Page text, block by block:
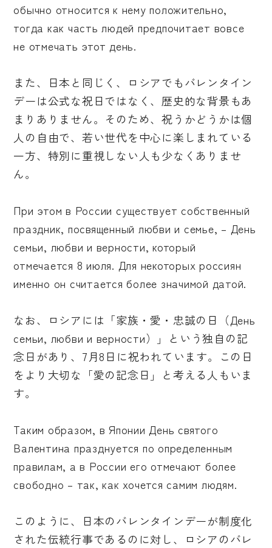
обычно относится к нему положительно,
тогда как часть людей предпочитает вовсе
не отмечать этот день.
また、日本と同じく、ロシアでもバレンタイン
デーは公式な祝日ではなく、歴史的な背景もあ
まりありません。そのため、祝うかどうかは個
人の自由で、若い世代を中心に楽しまれている
一方、特別に重視しない人も少なくありませ
ん。
При этом в России существует собственный
праздник, посвященный любви и семье, – День
семьи, любви и верности, который
отмечается 8 июля. Для некоторых россиян
именно он считается более значимой датой.
なお、ロシアには「家族・愛・忠誠の日（День
семьи, любви и верности）」という独自の記
念日があり、7月8日に祝われています。この日
をより大切な「愛の記念日」と考える人もいま
す。
Таким образом, в Японии День святого
Валентина празднуется по определенным
правилам, а в России его отмечают более
свободно – так, как хочется самим людям.
このように、日本のバレンタインデーが制度化
された伝統行事であるのに対し、ロシアのバレ